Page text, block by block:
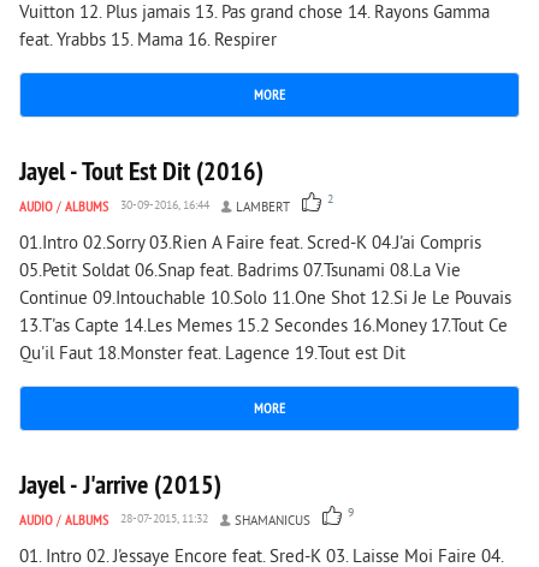
Vuitton 12. Plus jamais 13. Pas grand chose 14. Rayons Gamma
feat. Yrabbs 15. Mama 16. Respirer
MORE
1 627 0
Jayel - Tout Est Dit (2016)
AUDIO / ALBUMS 30-09-2016, 16:44 LAMBERT 2
01.Intro 02.Sorry 03.Rien A Faire feat. Scred-K 04.J'ai Compris
05.Petit Soldat 06.Snap feat. Badrims 07.Tsunami 08.La Vie
Continue 09.Intouchable 10.Solo 11.One Shot 12.Si Je Le Pouvais
13.T'as Capte 14.Les Memes 15.2 Secondes 16.Money 17.Tout Ce
Qu'il Faut 18.Monster feat. Lagence 19.Tout est Dit
MORE
2 263 1
Jayel - J'arrive (2015)
AUDIO / ALBUMS 28-07-2015, 11:32 SHAMANICUS 9
01. Intro 02. J'essaye Encore feat. Sred-K 03. Laisse Moi Faire 04.